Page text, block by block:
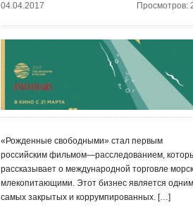
04.04.2017 Просмотров:
«Рожденные свободными» стал первым
российским фильмом—расследованием,
рассказывает о международной торговле
млекопитающими. Этот бизнес является
самых закрытых и коррумпированных. […]